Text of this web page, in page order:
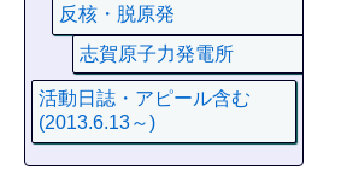
反核・脱原発
志賀原子力発電所
活動日誌・アピール含む
(2013.6.13～)